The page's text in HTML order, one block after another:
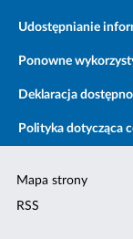
Udostępnianie
Ponowne
Deklaracja
Polityka dotycząca
Mapa strony
RSS